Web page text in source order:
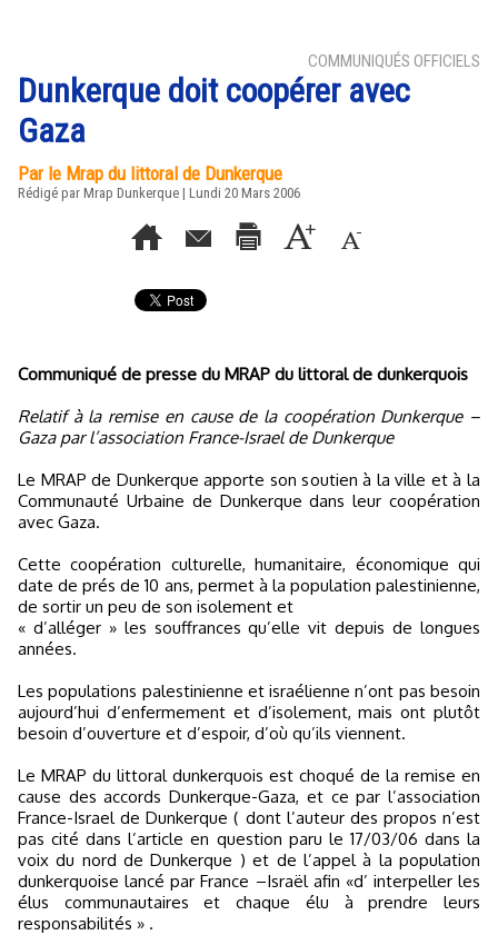
COMMUNIQUÉS OFFICIELS
Dunkerque doit coopérer avec
Gaza
Par le Mrap du littoral de Dunkerque
Rédigé par Mrap Dunkerque | Lundi 20 Mars 2006
Communiqué de presse du MRAP du littoral de dunkerquois
Relatif à la remise en cause de la coopération Dunkerque –
Gaza par l’association France-Israel de Dunkerque
Le MRAP de Dunkerque apporte son soutien à la ville et à la
Communauté Urbaine de Dunkerque dans leur coopération
avec Gaza.
Cette coopération culturelle, humanitaire, économique qui
date de prés de 10 ans, permet à la population palestinienne,
de sortir un peu de son isolement et
« d’alléger » les souffrances qu’elle vit depuis de longues
années.
Les populations palestinienne et israélienne n’ont pas besoin
aujourd’hui d’enfermement et d’isolement, mais ont plutôt
besoin d’ouverture et d’espoir, d’où qu’ils viennent.
Le MRAP du littoral dunkerquois est choqué de la remise en
cause des accords Dunkerque-Gaza, et ce par l’association
France-Israel de Dunkerque ( dont l’auteur des propos n’est
pas cité dans l’article en question paru le 17/03/06 dans la
voix du nord de Dunkerque ) et de l’appel à la population
dunkerquoise lancé par France –Israël afin «d’ interpeller les
élus communautaires et chaque élu à prendre leurs
responsabilités » .